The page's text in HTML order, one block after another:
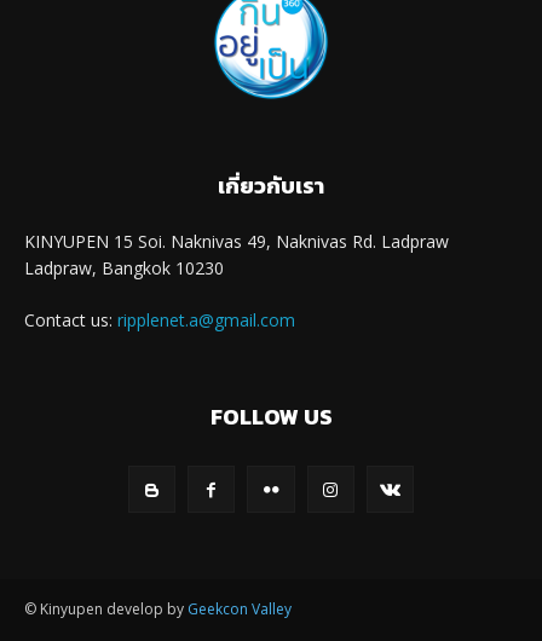
เกี่ยวกับเรา
KINYUPEN 15 Soi. Naknivas 49, Naknivas Rd. Ladpraw
Ladpraw, Bangkok 10230
Contact us: ripplenet.a@gmail.com
FOLLOW US
© Kinyupen develop by Geekcon Valley